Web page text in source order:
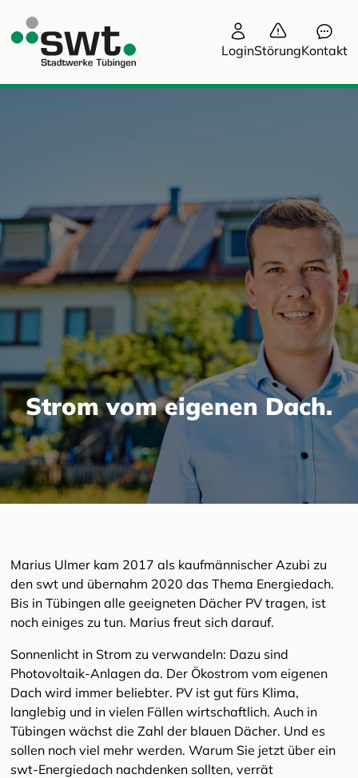
LoginStörungKontakt
Strom vom eigenen Dach.
Marius Ulmer kam 2017 als kaufmännischer Azubi zu
den swt und übernahm 2020 das Thema Energiedach.
Bis in Tübingen alle geeigneten Dächer PV tragen, ist
noch einiges zu tun. Marius freut sich darauf.
Sonnenlicht in Strom zu verwandeln: Dazu sind
Photovoltaik-Anlagen da. Der Ökostrom vom eigenen
Dach wird immer beliebter. PV ist gut fürs Klima,
langlebig und in vielen Fällen wirtschaftlich. Auch in
Tübingen wächst die Zahl der blauen Dächer. Und es
sollen noch viel mehr werden. Warum Sie jetzt über ein
swt-Energiedach nachdenken sollten, verrät